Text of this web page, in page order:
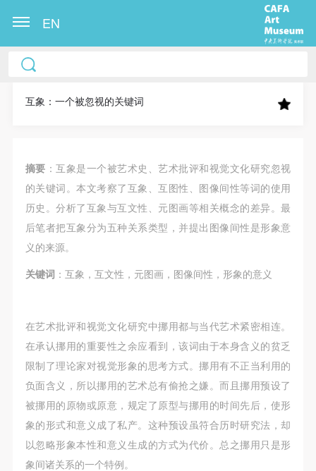
EN
互象：一个被忽视的关键词
摘要 ：互象是一个被艺术史、艺术批评和视觉文化研究忽视
的关键词。本文考察了互象、互图性、图像间性等词的使用
历史。分析了互象与互文性、元图画等相关概念的差异。最
后笔者把互象分为五种关系类型，并提出图像间性是形象意
义的来源。
关键词 ：互象，互文性，元图画，图像间性，形象的意义
在艺术批评和视觉文化研究中挪用都与当代艺术紧密相连。
在承认挪用的重要性之余应看到，该词由于本身含义的贫乏
限制了理论家对视觉形象的思考方式。挪用有不正当利用的
负面含义，所以挪用的艺术总有偷抢之嫌。而且挪用预设了
被挪用的原物或原意，规定了原型与挪用的时间先后，使形
象的形式和意义成了私产。这种预设虽符合历时研究法，却
以忽略形象本性和意义生成的方式为代价。总之挪用只是形
象间诸关系的一个特例。
中央美术学院美术馆出版授权协议书
称“CAFAM”），愿意将本人参与中央美术学院美术馆
果（如参与工作坊创作的作品）提交中央美术学院用
作发表、出版。中央美术学院可以以电子、网络及其
它数字媒体形式公开出版，并同意编入《中国知识资
源总库》《中央美术学院资料库》《中央美术学院美
术馆资料库》等相关资料、文献、档案机构和平台，
关“章程”规定享受相关权益。
第一条
本次活动公平公正、自愿参加与退出、风险与责任自
负的原则。但活动有风险，参加者应有必要的风险意
识。
第二条
参加本次活动者必须遵守中华人民共和国的相关法
律、法规，必须遵循道德和社会公德规范，并应该具
备以人为本、团结友爱、互相帮助和助人为乐的良好
中央美术学院美术馆出版授权协议书
称“CAFAM”），愿意将本人参与中央美术学院美术馆
果（如参与工作坊创作的作品）提交中央美术学院用
作发表、出版。中央美术学院可以以电子、网络及其
它数字媒体形式公开出版，并同意编入《中国知识资
源总库》《中央美术学院资料库》《中央美术学院美
术馆资料库》等相关资料、文献、档案机构和平台，
关“章程”规定享受相关权益。
第一条
本次活动公平公正、自愿参加与退出、风险与责任自
负的原则。但活动有风险，参加者应有必要的风险意
识。
第二条
参加本次活动者必须遵守中华人民共和国的相关法
律、法规，必须遵循道德和社会公德规范，并应该具
备以人为本、团结友爱、互相帮助和助人为乐的良好
中央美术学院美术馆出版授权协议书
称“CAFAM”），愿意将本人参与中央美术学院美术馆
果（如参与工作坊创作的作品）提交中央美术学院用
作发表、出版。中央美术学院可以以电子、网络及其
它数字媒体形式公开出版，并同意编入《中国知识资
源总库》《中央美术学院资料库》《中央美术学院美
术馆资料库》等相关资料、文献、档案机构和平台，
关“章程”规定享受相关权益。
第一条
本次活动公平公正、自愿参加与退出、风险与责任自
负的原则。但活动有风险，参加者应有必要的风险意
识。
第二条
参加本次活动者必须遵守中华人民共和国的相关法
律、法规，必须遵循道德和社会公德规范，并应该具
备以人为本、团结友爱、互相帮助和助人为乐的良好